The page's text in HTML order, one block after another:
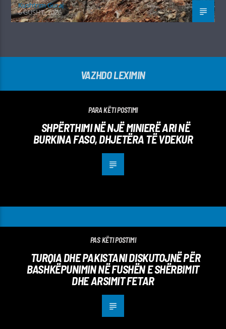
Kushtrim Guraj
6 GUSHT, 2026
VAZHDO LEXIMIN
PARA KËTI POSTIMI
SHPËRTHIMI NË NJË MINIERË ARI NË
BURKINA FASO, DHJETËRA TË VDEKUR
PAS KËTI POSTIMI
TURQIA DHE PAKISTANI DISKUTOJNË PËR
BASHKËPUNIMIN NË FUSHËN E SHËRBIMIT
DHE ARSIMIT FETAR